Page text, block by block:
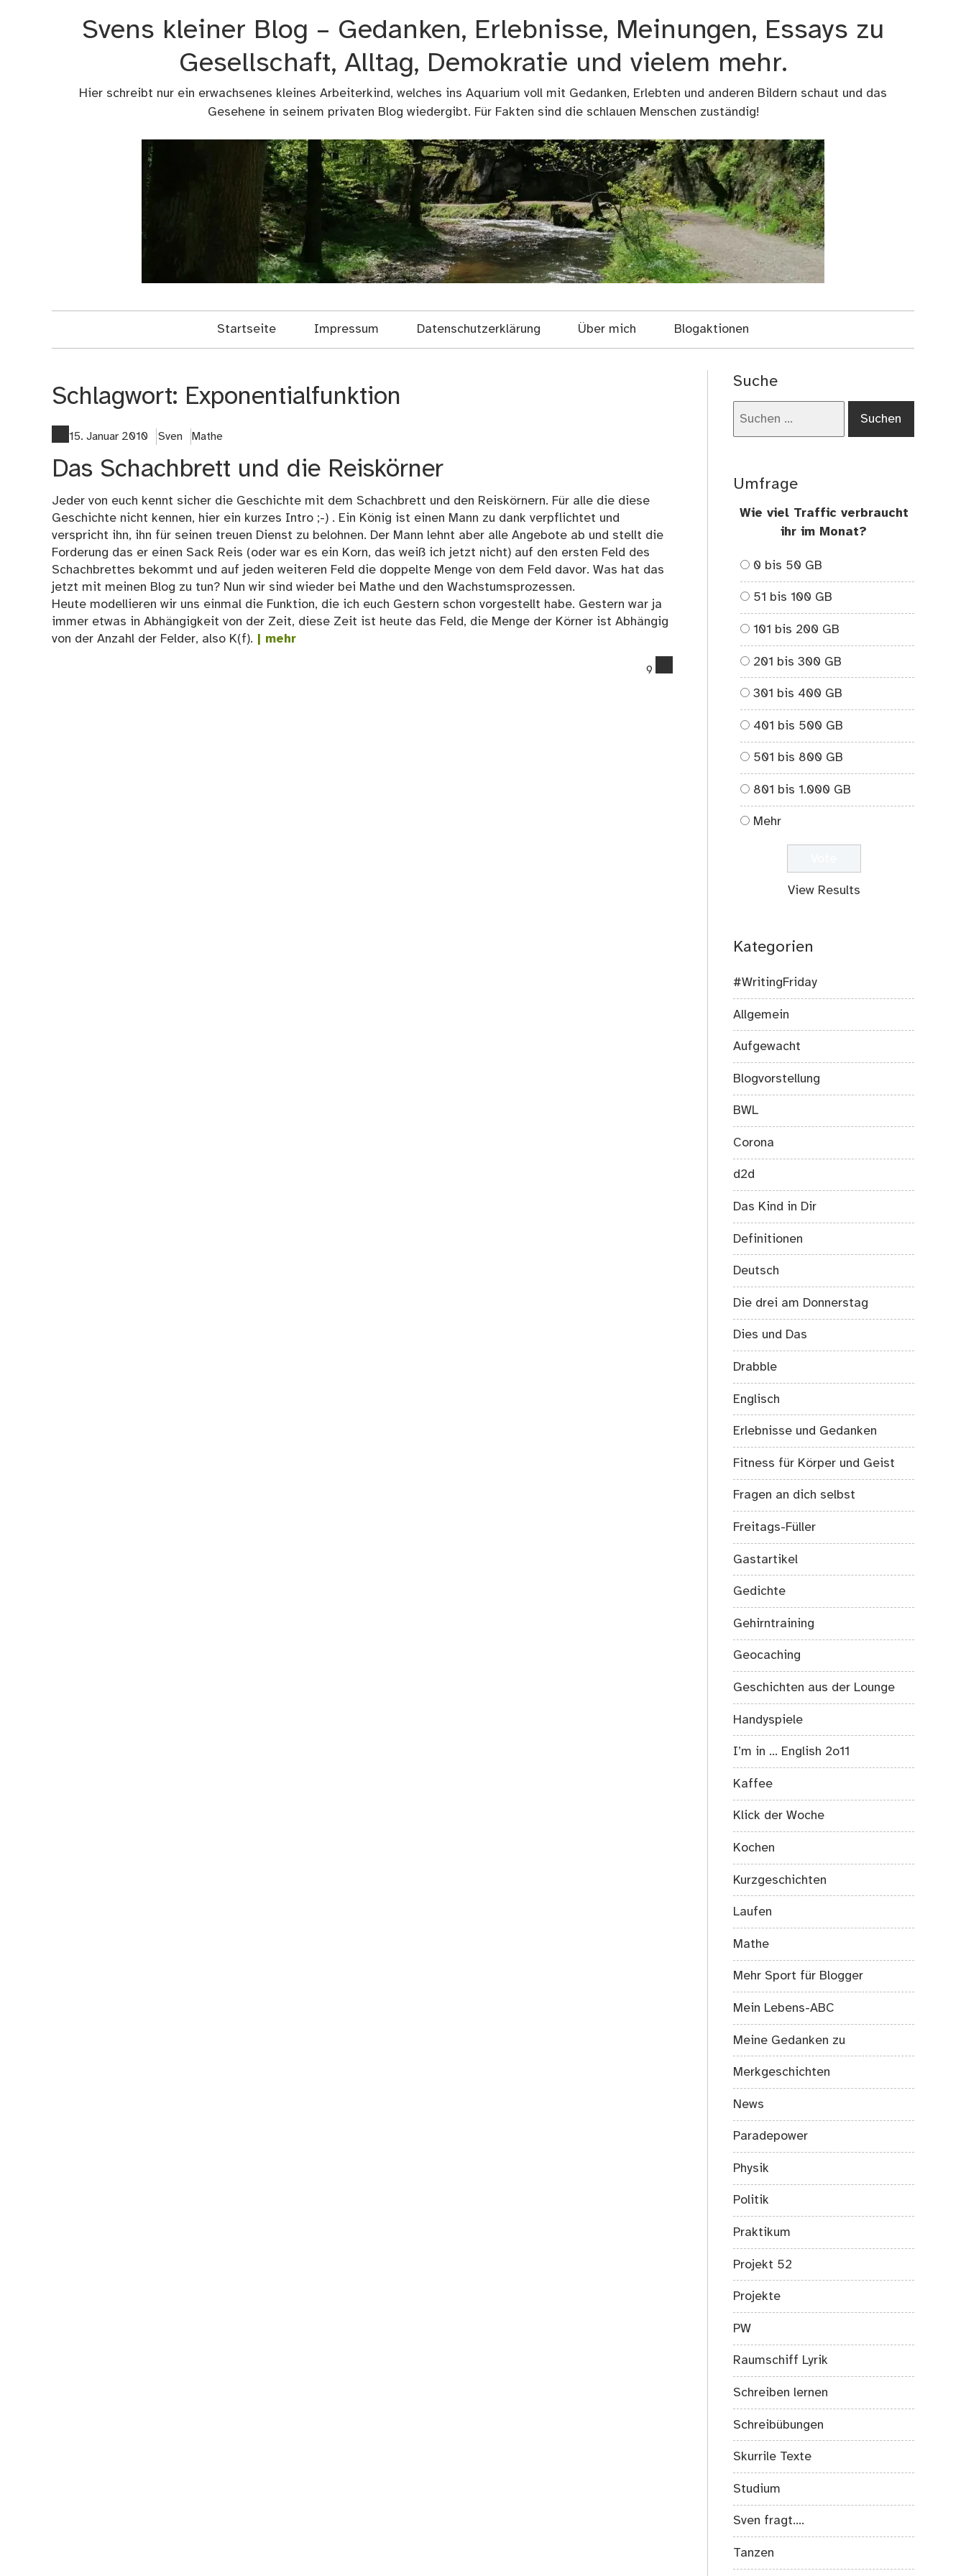
Svens kleiner Blog – Gedanken, Erlebnisse, Meinungen, Essays zu
Gesellschaft, Alltag, Demokratie und vielem mehr.
Hier schreibt nur ein erwachsenes kleines Arbeiterkind, welches ins Aquarium voll mit Gedanken, Erlebten und anderen Bildern schaut und das
Gesehene in seinem privaten Blog wiedergibt. Für Fakten sind die schlauen Menschen zuständig!
Startseite Impressum Datenschutzerklärung Über mich Blogaktionen
Schlagwort: Exponentialfunktion
15. Januar 2010 Sven Mathe
Das Schachbrett und die Reiskörner
Jeder von euch kennt sicher die Geschichte mit dem Schachbrett und den Reiskörnern. Für alle die diese
Geschichte nicht kennen, hier ein kurzes Intro ;-) . Ein König ist einen Mann zu dank verpflichtet und
verspricht ihn, ihn für seinen treuen Dienst zu belohnen. Der Mann lehnt aber alle Angebote ab und stellt die
Forderung das er einen Sack Reis (oder war es ein Korn, das weiß ich jetzt nicht) auf den ersten Feld des
Schachbrettes bekommt und auf jeden weiteren Feld die doppelte Menge von dem Feld davor. Was hat das
jetzt mit meinen Blog zu tun? Nun wir sind wieder bei Mathe und den Wachstumsprozessen.
Heute modellieren wir uns einmal die Funktion, die ich euch Gestern schon vorgestellt habe. Gestern war ja
immer etwas in Abhängigkeit von der Zeit, diese Zeit ist heute das Feld, die Menge der Körner ist Abhängig
von der Anzahl der Felder, also K(f). | mehr
9
Suche
Umfrage
Wie viel Traffic verbraucht
ihr im Monat?
0 bis 50 GB
51 bis 100 GB
101 bis 200 GB
201 bis 300 GB
301 bis 400 GB
401 bis 500 GB
501 bis 800 GB
801 bis 1.000 GB
Mehr
View Results
Kategorien
#WritingFriday
Allgemein
Aufgewacht
Blogvorstellung
BWL
Corona
d2d
Das Kind in Dir
Definitionen
Deutsch
Die drei am Donnerstag
Dies und Das
Drabble
Englisch
Erlebnisse und Gedanken
Fitness für Körper und Geist
Fragen an dich selbst
Freitags-Füller
Gastartikel
Gedichte
Gehirntraining
Geocaching
Geschichten aus der Lounge
Handyspiele
I’m in … English 2o11
Kaffee
Klick der Woche
Kochen
Kurzgeschichten
Laufen
Mathe
Mehr Sport für Blogger
Mein Lebens-ABC
Meine Gedanken zu
Merkgeschichten
News
Paradepower
Physik
Politik
Praktikum
Projekt 52
Projekte
PW
Raumschiff Lyrik
Schreiben lernen
Schreibübungen
Skurrile Texte
Studium
Sven fragt….
Tanzen